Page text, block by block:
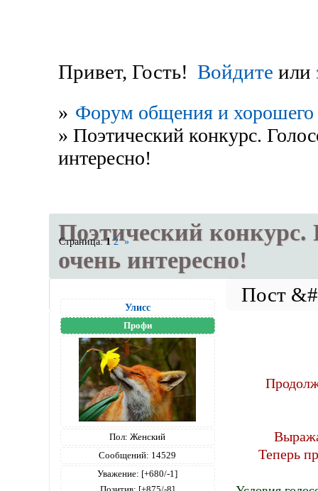
Привет, Гость! Войдите или
» Форум общения и хорошего
» Поэтический конкурс.
интересно!
Поэтический конкурс.
очень интересно!
Страница:1 2 »
Улисс
Профи
Пол: Женский
Сообщений: 14529
Уважение: [+680/-1]
Теперь